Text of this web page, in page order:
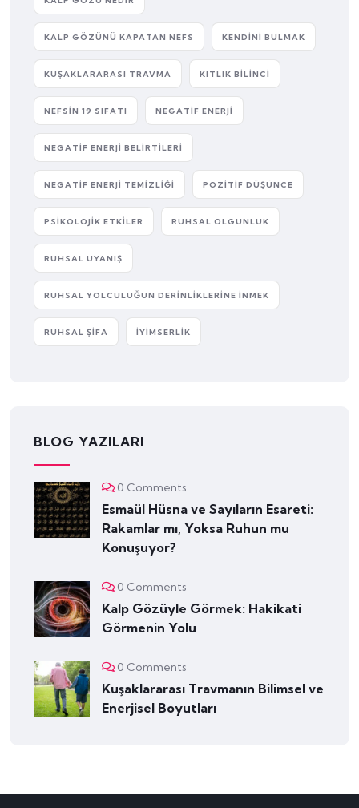
KALP GÖZÜNÜ KAPATAN NEFS KENDINI BULMAK
KUŞAKLARARASI TRAVMA KITLIK BILINCI
NEFSIN 19 SIFATI NEGATIF ENERJI
NEGATIF ENERJI BELIRTILERI
NEGATIF ENERJI TEMIZLIĞI POZITIF DÜŞÜNCE
PSIKOLOJIK ETKILER RUHSAL OLGUNLUK
RUHSAL UYANIŞ
RUHSAL YOLCULUĞUN DERINLIKLERINE İNMEK
RUHSAL ŞIFA İYIMSERLIK
BLOG YAZILARI
0 Comments
Esmaül Hüsna ve Sayıların Esareti:
Rakamlar mı, Yoksa Ruhun mu
Konuşuyor?
0 Comments
Kalp Gözüyle Görmek: Hakikati
Görmenin Yolu
0 Comments
Kuşaklararası Travmanın Bilimsel ve
Enerjisel Boyutları